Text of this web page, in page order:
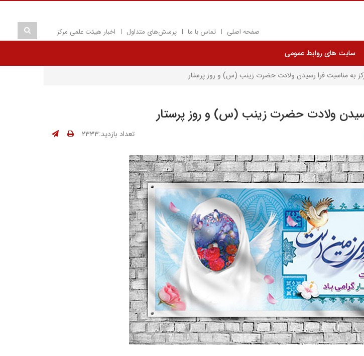
صفحه اصلی تماس با ما پرسش‌های متداول اخبار هیئت علمی مرکز
سایت های روابط عمومی
به مناسبت فرا رسیدن ولادت حضرت زینب (س) و روز پرستار
ولادت حضرت زینب (س) و روز پرستار
تعداد بازدید:۲۳۳۳